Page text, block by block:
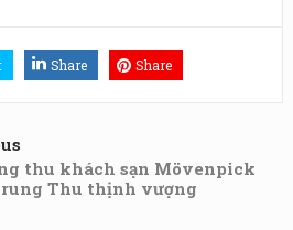
Share Share
thu khách sạn Mövenpick
Thu thịnh vượng